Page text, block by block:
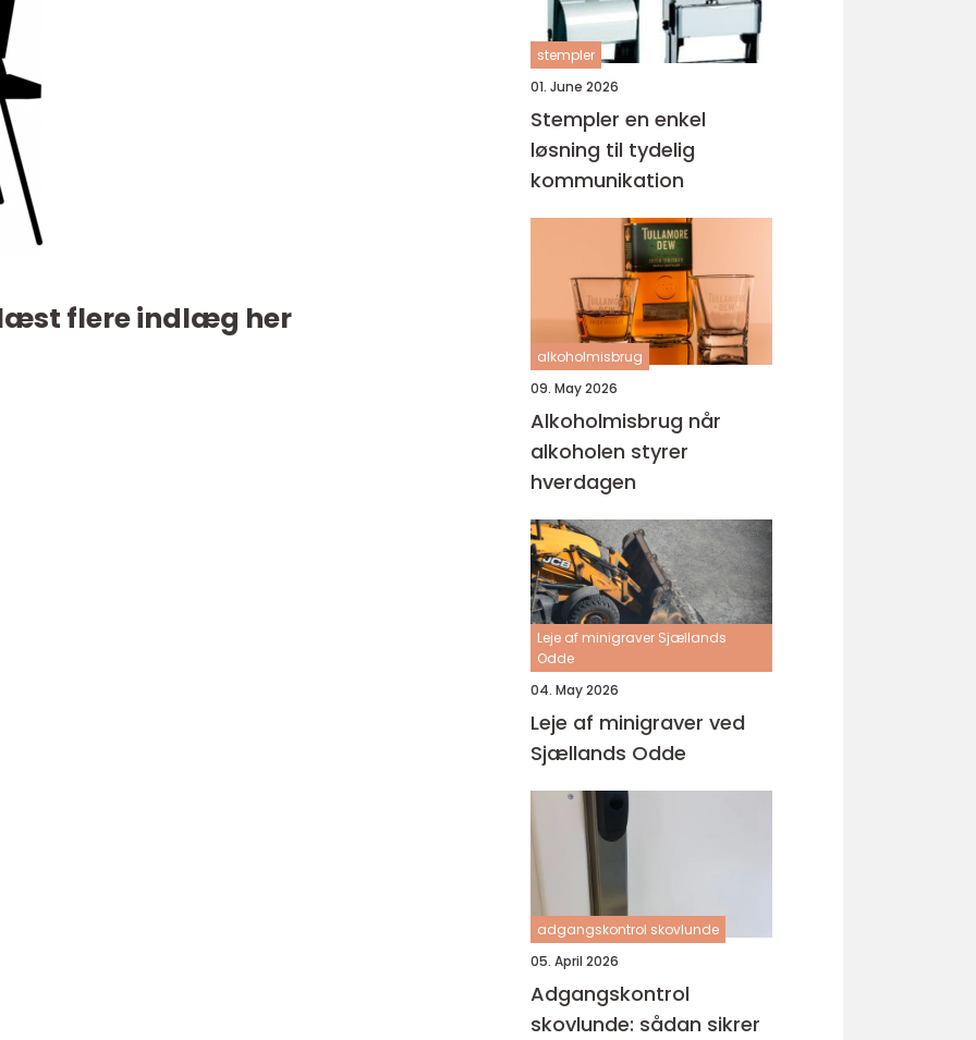
flere indlæg her
stempler
01. June 2026
Stempler en enkel
løsning til tydelig
kommunikation
alkoholmisbrug
09. May 2026
Alkoholmisbrug når
alkoholen styrer
hverdagen
Leje af minigraver Sjællands
Odde
04. May 2026
Leje af minigraver ved
Sjællands Odde
adgangskontrol skovlunde
05. April 2026
Adgangskontrol
skovlunde: sådan sikrer